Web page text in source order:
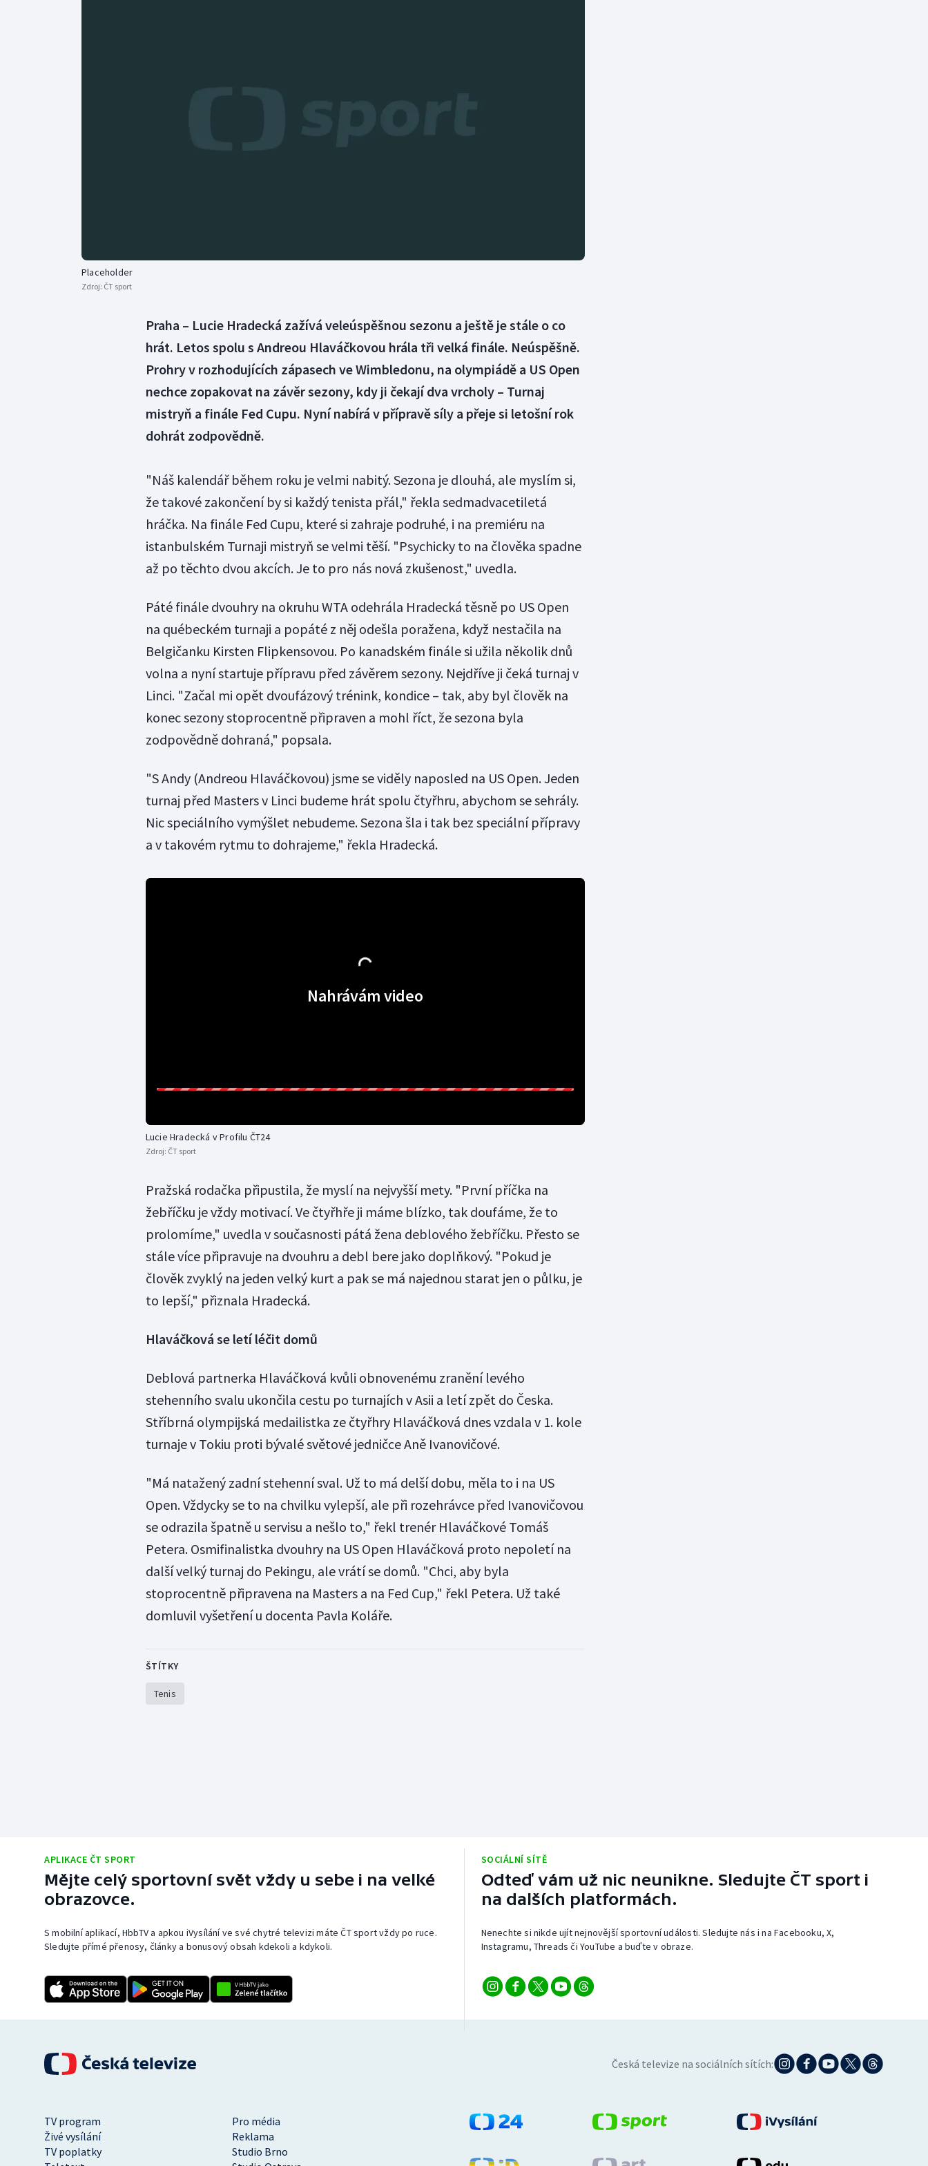
Parasport
Placeholder
Zdroj: ČT sport
Praha – Lucie Hradecká zažívá veleúspěšnou sezonu a ještě je stále o co
hrát. Letos spolu s Andreou Hlaváčkovou hrála tři velká finále. Neúspěšně.
Prohry v rozhodujících zápasech ve Wimbledonu, na olympiádě a US Open
nechce zopakovat na závěr sezony, kdy ji čekají dva vrcholy – Turnaj
mistryň a finále Fed Cupu. Nyní nabírá v přípravě síly a přeje si letošní rok
dohrát zodpovědně.
"Náš kalendář během roku je velmi nabitý. Sezona je dlouhá, ale myslím si,
že takové zakončení by si každý tenista přál," řekla sedmadvacetiletá
hráčka. Na finále Fed Cupu, které si zahraje podruhé, i na premiéru na
istanbulském Turnaji mistryň se velmi těší. "Psychicky to na člověka spadne
až po těchto dvou akcích. Je to pro nás nová zkušenost," uvedla.
Páté finále dvouhry na okruhu WTA odehrála Hradecká těsně po US Open
na québeckém turnaji a popáté z něj odešla poražena, když nestačila na
Belgičanku Kirsten Flipkensovou. Po kanadském finále si užila několik dnů
volna a nyní startuje přípravu před závěrem sezony. Nejdříve ji čeká turnaj v
Linci. "Začal mi opět dvoufázový trénink, kondice – tak, aby byl člověk na
konec sezony stoprocentně připraven a mohl říct, že sezona byla
zodpovědně dohraná," popsala.
"S Andy (Andreou Hlaváčkovou) jsme se viděly naposled na US Open. Jeden
turnaj před Masters v Linci budeme hrát spolu čtyřhru, abychom se sehrály.
Nic speciálního vymýšlet nebudeme. Sezona šla i tak bez speciální přípravy
a v takovém rytmu to dohrajeme," řekla Hradecká.
Nahrávám video
Lucie Hradecká v Profilu ČT24
Zdroj: ČT sport
Pražská rodačka připustila, že myslí na nejvyšší mety. "První příčka na
žebříčku je vždy motivací. Ve čtyřhře ji máme blízko, tak doufáme, že to
prolomíme," uvedla v současnosti pátá žena deblového žebříčku. Přesto se
stále více připravuje na dvouhru a debl bere jako doplňkový. "Pokud je
člověk zvyklý na jeden velký kurt a pak se má najednou starat jen o půlku, je
to lepší," přiznala Hradecká.
Hlaváčková se letí léčit domů
Deblová partnerka Hlaváčková kvůli obnovenému zranění levého
stehenního svalu ukončila cestu po turnajích v Asii a letí zpět do Česka.
Stříbrná olympijská medailistka ze čtyřhry Hlaváčková dnes vzdala v 1. kole
turnaje v Tokiu proti bývalé světové jedničce Aně Ivanovičové.
"Má natažený zadní stehenní sval. Už to má delší dobu, měla to i na US
Open. Vždycky se to na chvilku vylepší, ale při rozehrávce před Ivanovičovou
se odrazila špatně u servisu a nešlo to," řekl trenér Hlaváčkové Tomáš
Petera. Osmifinalistka dvouhry na US Open Hlaváčková proto nepoletí na
další velký turnaj do Pekingu, ale vrátí se domů. "Chci, aby byla
stoprocentně připravena na Masters a na Fed Cup," řekl Petera. Už také
domluvil vyšetření u docenta Pavla Koláře.
ŠTÍTKY
Tenis
APLIKACE ČT SPORT
Mějte celý sportovní svět vždy u sebe i na velké
obrazovce.
S mobilní aplikací, HbbTV a apkou iVysílání ve své chytré televizi máte ČT sport vždy po ruce.
Sledujte přímé přenosy, články a bonusový obsah kdekoli a kdykoli.
SOCIÁLNÍ SÍTĚ
Odteď vám už nic neunikne. Sledujte ČT sport i
na dalších platformách.
Nenechte si nikde ujít nejnovější sportovní události. Sledujte nás i na Facebooku, X,
Instagramu, Threads či YouTube a buďte v obraze.
Česká televize na sociálních sítích:
TV program
Pro média
Živé vysílání
Reklama
TV poplatky
Studio Brno